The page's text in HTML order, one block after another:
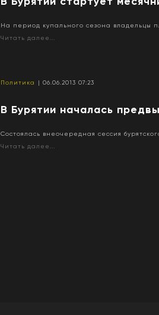
На период купального сезона владельцы
Читать далее...
Политика | 06.06.2013 07:23
В Бурятии началась
Состоялась внеочередная сессия
Читать далее...